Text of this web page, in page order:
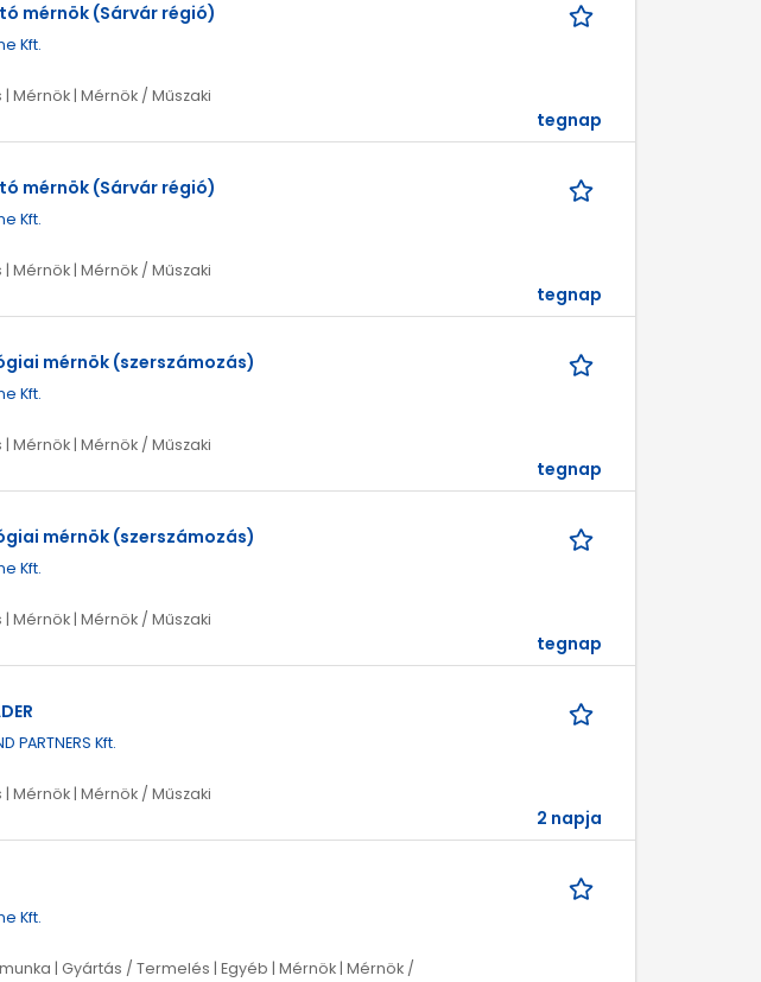
mérnök (Sárvár régió)
Kft.
Mérnök | Mérnök / Műszaki
tegnap
mérnök (Sárvár régió)
Kft.
Mérnök | Mérnök / Műszaki
tegnap
mérnök (szerszámozás)
Kft.
Mérnök | Mérnök / Műszaki
tegnap
mérnök (szerszámozás)
Kft.
Mérnök | Mérnök / Műszaki
tegnap
PARTNERS Kft.
Mérnök | Mérnök / Műszaki
2 napja
Kft.
| Gyártás / Termelés | Egyéb | Mérnök | Mérnök /